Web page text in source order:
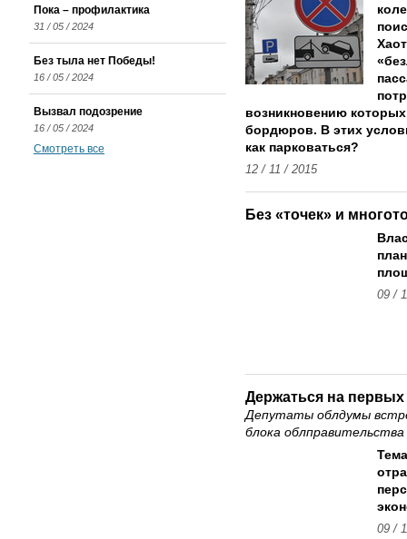
возникновению
бордюров. В этих
как парковаться?
12 / 11 / 2015
Без «точек» и
09 /
Держаться на первых
Депутаты облдумы
блока облправительства
09 /
Пока – профилактика
31 / 05 / 2024
Без тыла нет Победы!
16 / 05 / 2024
Вызвал подозрение
16 / 05 / 2024
Смотреть все